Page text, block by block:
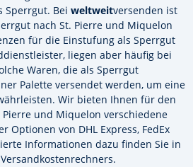
Sperrgut. Bei weltweitversenden ist
nach St. Pierre und Miquelon
für die Einstufung als Sperrgut
liegen aber häufig bei
Waren, die als Sperrgut
Palette versendet werden, um eine
Wir bieten Ihnen für den
Pierre und Miquelon verschiedene
Optionen von DHL Express, FedEx
Informationen dazu finden Sie in